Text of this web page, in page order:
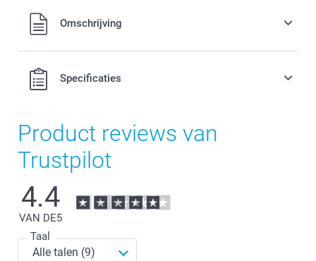
Alle prijzen zijn in EURO (€) inclusief BTW en exclusief
verzendkosten.Omschrijving
Specificaties
Product reviews van
Trustpilot
4.4
VAN DE5
Taal